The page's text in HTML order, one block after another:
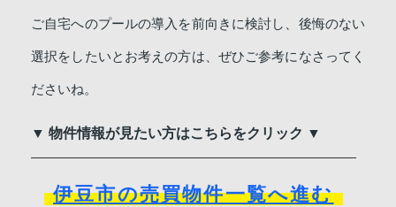
ご自宅へのプールの導入を前向きに検討し、後悔のない
選択をしたいとお考えの方は、ぜひご参考になさってく
ださいね。
▼ 物件情報が見たい方はこちらをクリック ▼
伊豆市の売買物件一覧へ進む